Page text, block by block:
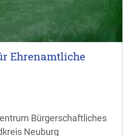
Ehrenamtliche
Bürgerschaftliches
Neuburg